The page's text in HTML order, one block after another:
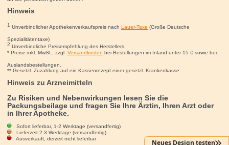
Neues Design testen
Hinweis
1 Unverbindlicher Apothekenverkaufspreis nach Lauer-Taxe (Große Deutsche
Spezialitätentaxe)
2 Unverbindliche Preisempfehlung des Herstellers
* Preise inkl. MwSt., zzgl. Versandkosten bei Bestellungen im Inland unter 15 €sowie bei
Auslandsbestellungen.
** Gesetzl. Zuzahlung auf ein Kassenrezept einer gesetzl. Krankenkasse.
Hinweis zu Arzneimitteln
Zu Risiken und Nebenwirkungen lesen Sie die
Packungsbeilage und fragen Sie Ihre Ärztin, Ihren Arzt oder
in Ihrer Apotheke.
Sofort lieferbar, 1-2 Werktage (versandfertig)
Lieferzeit 2-3 Werktage (versandfertig)
Ausverkauft, derzeit nicht lieferbar